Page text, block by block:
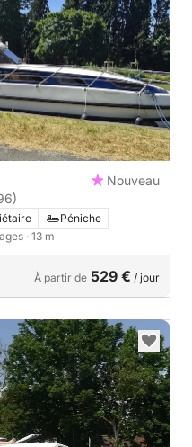
Nouveau
Péniche
· 13 m
À partir de 529 € / jour